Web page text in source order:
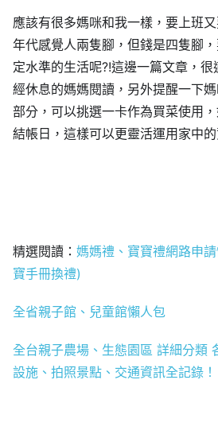
應該有很多媽咪和我一樣，要上班
年代感覺人兩隻腳，但錢是四隻腳
定水準的生活呢?!這邊一篇文章，
經休息的媽媽閱讀，另外提醒一下
部分，可以挑選一卡作為買菜使用
結帳日，這樣可以更靈活運用家中
精選閱讀： 媽媽禮、寶寶禮網路申
寶手冊換禮)
全省親子館、兒童館懶人包
全台親子農場、生態園區 詳細分類
設施、拍照景點、交通資訊全記錄！